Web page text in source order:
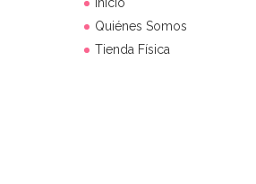
Quiénes Somos
Tienda Física